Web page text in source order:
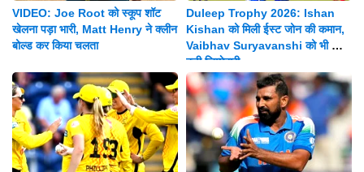
VIDEO: Joe Root को स्कूप शॉट
खेलना पड़ा भारी, Matt Henry ने क्लीन
बोल्ड कर किया चलता
Duleep Trophy 2026: Ishan
Kishan को मिली ईस्ट जोन की कमान,
Vaibhav Suryavanshi को भी मिली
बड़ी जिम्मेदारी